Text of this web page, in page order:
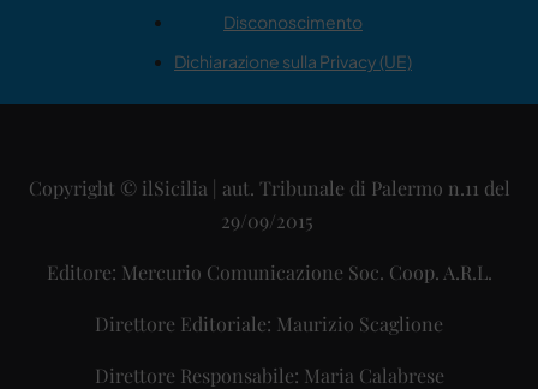
Disconoscimento
Dichiarazione sulla Privacy (UE)
Copyright © ilSicilia | aut. Tribunale di Palermo n.11 del
29/09/2015
Editore: Mercurio Comunicazione Soc. Coop. A.R.L.
Direttore Editoriale: Maurizio Scaglione
Direttore Responsabile: Maria Calabrese